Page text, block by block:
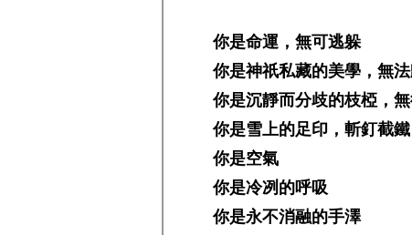
你是命運，無可逃躲
你是神祇私藏的美學，無
你是沉靜而分歧的枝椏，
你是雪上的足印，斬釘截鐵
你是空氣
你是冷冽的呼吸
你是永不消融的手澤